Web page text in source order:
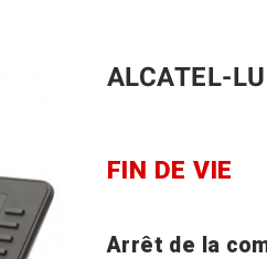
ALCATEL-
FIN DE VIE
Arrêt de la